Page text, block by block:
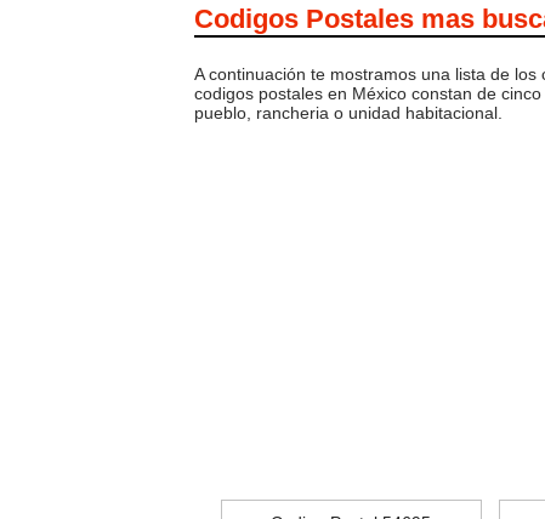
Codigos Postales mas
A continuación te mostramos una lista de
codigos postales en México constan de
pueblo, rancheria o unidad habitacional.